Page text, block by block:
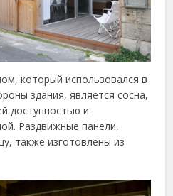
который использовался в
здания, является сосна,
доступностью и
Раздвижные панели,
также изготовлены из